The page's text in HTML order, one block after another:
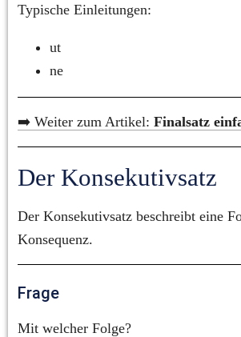
Typische Einleitungen:
ut
ne
➡️ Weiter zum Artikel: Finalsatz
Der Konsekutivsatz
Der Konsekutivsatz beschreibt eine
Konsequenz.
Frage
Mit welcher Folge?